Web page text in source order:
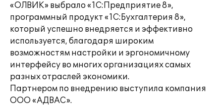
«ОЛВИК» выбрало «1С:Предприятие 8»,
программный продукт «1С:Бухгалтерия 8»,
который успешно внедряется и эффективно
используется, благодаря широким
возможностям настройки и эргономичному
интерфейсу во многих организациях самых
разных отраслей экономики.
Партнером по внедрению выступила компания
ООО «АДВАС».